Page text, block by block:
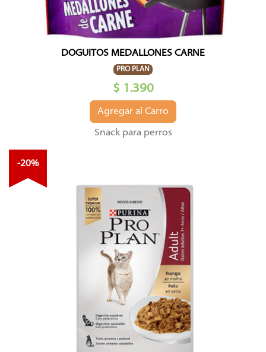
DOGUITOS MEDALLONES CARNE
PRO PLAN
$ 1.390
Agregar al Carro
Snack para perros
-20%